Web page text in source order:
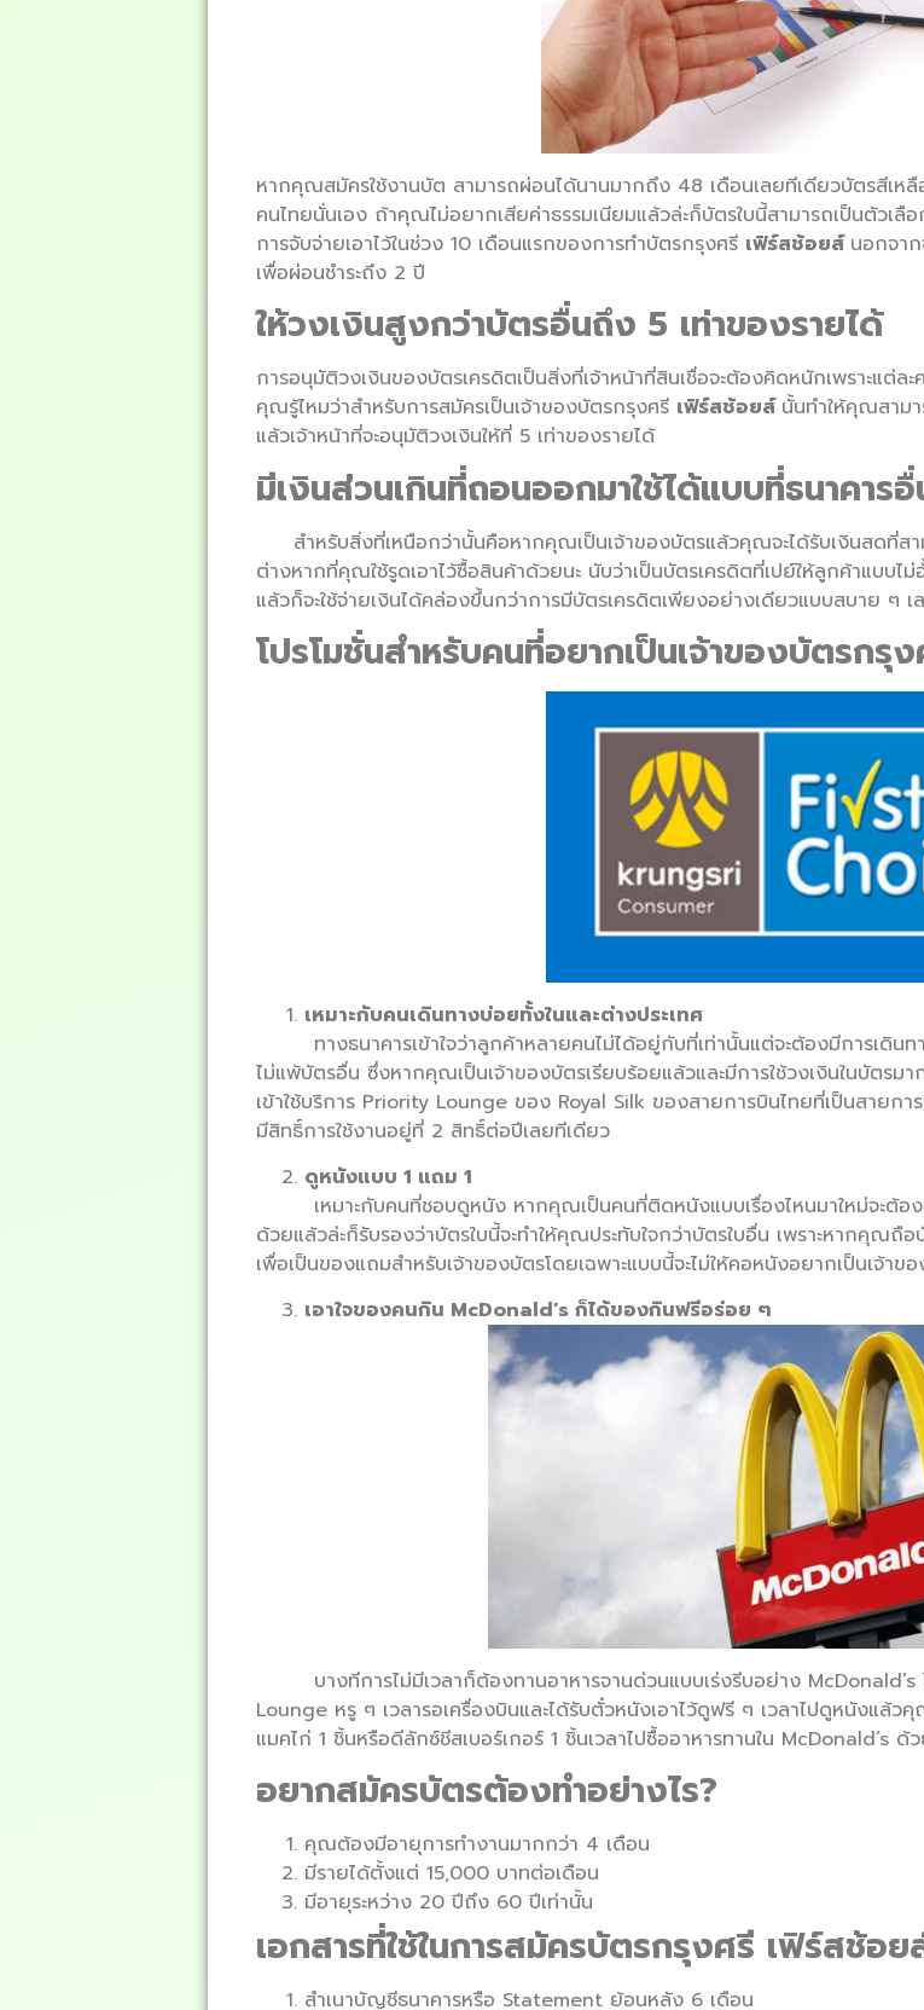
หากคุณสมัครใช้งานบัต สามารถผ่อนได้นานมากถึง 48 เดือนเลยทีเดียวบัตรสีเหลื
คนไทยนั่นเอง ถ้าคุณไม่อยากเสียค่าธรรมเนียมแล้วล่ะก็บัตรใบนี้สามารถเป็นตัวเ
การจับจ่ายเอาไว้ในช่วง 10 เดือนแรกของการทำบัตรกรุงศรี เฟิร์สช้อยส์ นอกจาก
เพื่อผ่อนชำระถึง 2 ปี
ให้วงเงินสูงกว่าบัตรอื่นถึง 5 เท่าของรายได้
การอนุมัติวงเงินของบัตรเครดิตเป็นสิ่งที่เจ้าหน้าที่สินเชื่อจะต้องคิดหนักเพราะแต่ล
คุณรู้ไหมว่าสำหรับการสมัครเป็นเจ้าของบัตรกรุงศรี เฟิร์สช้อยส์ นั้นทำให้คุณสาม
แล้วเจ้าหน้าที่จะอนุมัติวงเงินให้ที่ 5 เท่าของรายได้
มีเงินส่วนเกินที่ถอนออกมาใช้ได้แบบที่ธนาคารอื่
สำหรับสิ่งที่เหนือกว่านั้นคือหากคุณเป็นเจ้าของบัตรแล้วคุณจะได้รับเงินสดที่ส
ต่างหากที่คุณใช้รูดเอาไว้ซื้อสินค้าด้วยนะ นับว่าเป็นบัตรเครดิตที่เปย์ให้ลูกค้าแบบไ
แล้วก็จะใช้จ่ายเงินได้คล่องขึ้นกว่าการมีบัตรเครดิตเพียงอย่างเดียวแบบสบาย ๆ เ
โปรโมชั่นสำหรับคนที่อยากเป็นเจ้าของบัตรกรุ
เหมาะกับคนเดินทางบ่อยทั้งในและต่างประเทศ
ทางธนาคารเข้าใจว่าลูกค้าหลายคนไม่ได้อยู่กับที่เท่านั้นแต่จะต้องมีการเดิน
ไม่แพ้บัตรอื่น ซึ่งหากคุณเป็นเจ้าของบัตรเรียบร้อยแล้วและมีการใช้วงเงินในบัตร
เข้าใช้บริการ Priority Lounge ของ Royal Silk ของสายการบินไทยที่เป็นสายก
มีสิทธิ์การใช้งานอยู่ที่ 2 สิทธิ์ต่อปีเลยทีเดียว
ดูหนังแบบ 1 แถม 1
เหมาะกับคนที่ชอบดูหนัง หากคุณเป็นคนที่ติดหนังแบบเรื่องไหนมาใหม่จะต้
ด้วยแล้วล่ะก็รับรองว่าบัตรใบนี้จะทำให้คุณประทับใจกว่าบัตรใบอื่น เพราะหากคุณ
เพื่อเป็นของแถมสำหรับเจ้าของบัตรโดยเฉพาะแบบนี้จะไม่ให้คอหนังอยากเป็นเจ้าข
เอาใจของคนกิน McDonald’s ก็ได้ของกินฟรีอร่อย ๆ
บางทีการไม่มีเวลาก็ต้องทานอาหารจานด่วนแบบเร่งรีบอย่าง
Lounge หรู ๆ เวลารอเครื่องบินและได้รับตั๋วหนังเอาไว้ดูฟรี ๆ เวลาไปดูหนังแล้
แมคไก่ 1 ชิ้นหรือดีลักซ์ชีสเบอร์เกอร์ 1 ชิ้นเวลาไปซื้ออาหารทานใน McDonald’s ด้
อยากสมัครบัตรต้องทำอย่างไร?
คุณต้องมีอายุการทำงานมากกว่า 4 เดือน
มีรายได้ตั้งแต่ 15,000 บาทต่อเดือน
มีอายุระหว่าง 20 ปีถึง 60 ปีเท่านั้น
เอกสารที่ใช้ในการสมัครบัตรกรุงศรี เฟิร์สช้อย
สำเนาบัญชีธนาคารหรือ Statement ย้อนหลัง 6 เดือน